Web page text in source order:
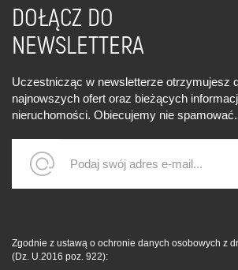
DOŁĄCZ DO
NEWSLETTERA
Uczestnicząc w newsletterze otrzymujesz
najnowszych ofert oraz bieżących
nieruchomości. Obiecujemy nie spamować.
Zgodnie z ustawą o ochronie danych osobowych z
(Dz. U.2016 poz. 922):